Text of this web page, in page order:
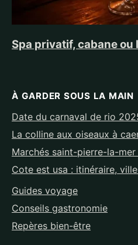
Spa privatif, cabane
À GARDER SOUS LA MAIN
Date du carnaval de rio
La colline aux oiseaux à
Marchés saint-pierre-la-
Cote est usa : itinéraire,
Guides voyage
Conseils gastronomie
Repères bien-être